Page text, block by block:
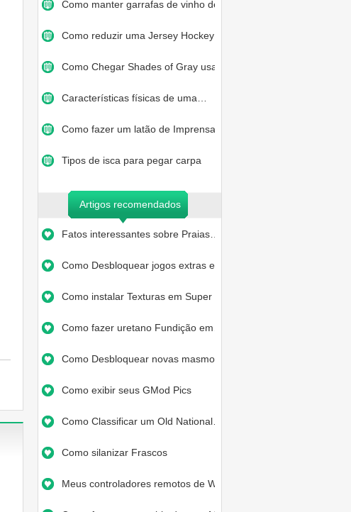
Como manter garrafas de vinho de…
Como reduzir uma Jersey Hockey
Como Chegar Shades of Gray usand…
Características físicas de uma…
Como fazer um latão de Imprensa…
Tipos de isca para pegar carpa
Artigos recomendados
Fatos interessantes sobre Praias…
Como Desbloquear jogos extras em…
Como instalar Texturas em Super …
Como fazer uretano Fundição em…
Como Desbloquear novas masmorras…
Como exibir seus GMod Pics
Como Classificar um Old National…
Como silanizar Frascos
Meus controladores remotos de Wi…